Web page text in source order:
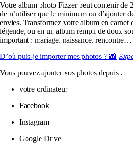
Votre album photo Fizzer peut contenir de
de n’utiliser que le minimum ou d’ajouter
envies. Transformez votre album en carnet
légende, ou en un album rempli de doux
important : mariage, naissance, rencontre…
D’où puis-je importer mes photos ? 📸
Vous pouvez ajouter vos photos depuis :
votre ordinateur
Facebook
Instagram
Google Drive